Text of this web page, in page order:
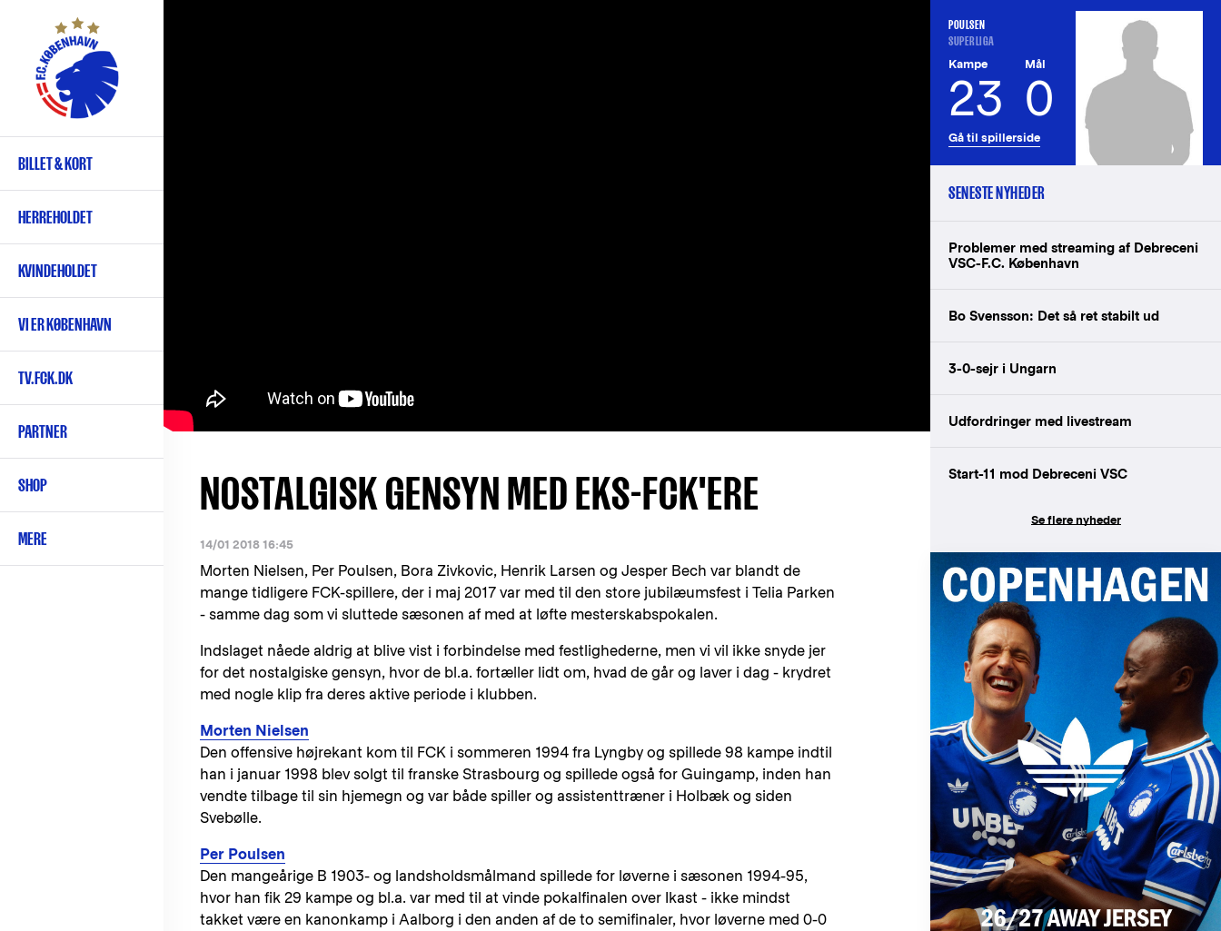
hovedindhold
Primær
navigation
BILLET & KORT
HERREHOLDET
KVINDEHOLDET
VI ER KØBENHAVN
TV.FCK.DK
PARTNER
SHOP
MERE
NOSTALGISK GENSYN MED EKS-FCK'ERE
14/01 2018 16:45
Morten Nielsen, Per Poulsen, Bora Zivkovic, Henrik Larsen og Jesper Bech var blandt de
mange tidligere FCK-spillere, der i maj 2017 var med til den store jubilæumsfest i Telia Parken
- samme dag som vi sluttede sæsonen af med at løfte mesterskabspokalen.
Indslaget nåede aldrig at blive vist i forbindelse med festlighederne, men vi vil ikke snyde jer
for det nostalgiske gensyn, hvor de bl.a. fortæller lidt om, hvad de går og laver i dag - krydret
med nogle klip fra deres aktive periode i klubben.
Morten Nielsen
Den offensive højrekant kom til FCK i sommeren 1994 fra Lyngby og spillede 98 kampe indtil
han i januar 1998 blev solgt til franske Strasbourg og spillede også for Guingamp, inden han
vendte tilbage til sin hjemegn og var både spiller og assistenttræner i Holbæk og siden
Svebølle.
Per Poulsen
Den mangeårige B 1903- og landsholdsmålmand spillede for løverne i sæsonen 1994-95,
hvor han fik 29 kampe og bl.a. var med til at vinde pokalfinalen over Ikast - ikke mindst
takket være en kanonkamp i Aalborg i den anden af de to semifinaler, hvor løverne med 0-0
POULSEN
SUPERLIGA
Kampe
23
Mål
0
Gå til spillerside
SENESTE NYHEDER
Problemer med streaming af Debreceni
VSC-F.C. København
Bo Svensson: Det så ret stabilt ud
3-0-sejr i Ungarn
Udfordringer med livestream
Start-11 mod Debreceni VSC
Se flere nyheder